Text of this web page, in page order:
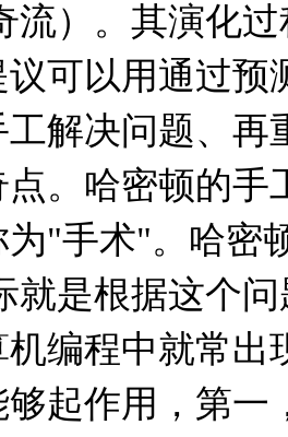
流）。其演化
议可以用通过预
解决问题、再
点。哈密顿的
"手术"。哈密
就是根据这个
编程中就常出
够起作用，第一